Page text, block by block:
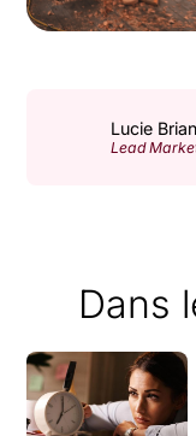
Lucie
Lead
Dans